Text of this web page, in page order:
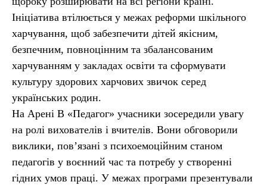
Ініціатива втілюється у межах реформи шкільного
харчування, щоб забезпечити дітей якісним,
безпечним, повноцінним та збалансованим
харчуванням у закладах освіти та сформувати
культуру здорових харчових звичок серед
українських родин.
На Арені В «Педагог» учасники зосередили увагу
на ролі вихователів і вчителів. Вони обговорили
виклики, пов’язані з психоемоційним станом
педагогів у воєнний час та потребу у створенні
гідних умов праці. У межах програми презентували